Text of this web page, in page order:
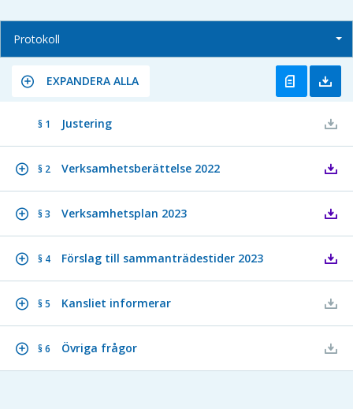
Protokoll
EXPANDERA ALLA
§ 1 Justering
§ 2 Verksamhetsberättelse 2022
§ 3 Verksamhetsplan 2023
§ 4 Förslag till sammanträdestider 2023
§ 5 Kansliet informerar
§ 6 Övriga frågor